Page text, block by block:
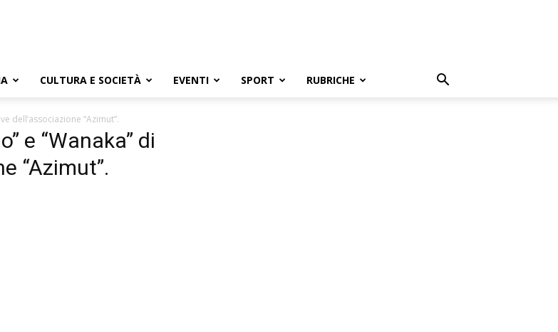
CULTURA E SOCIETÀ EVENTI SPORT RUBRICHE
dell’associazione “Azimut”.
e “Wanaka” di
“Azimut”.